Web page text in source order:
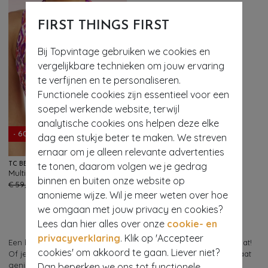
FIRST THINGS FIRST
Bij Topvintage gebruiken we cookies en
vergelijkbare technieken om jouw ervaring
te verfijnen en te personaliseren.
Functionele cookies zijn essentieel voor een
soepel werkende website, terwijl
analytische cookies ons helpen deze elke
dag een stukje beter te maken. We streven
ernaar om je alleen relevante advertenties
te tonen, daarom volgen we je gedrag
binnen en buiten onze website op
anonieme wijze. Wil je meer weten over hoe
we omgaan met jouw privacy en cookies?
Lees dan hier alles over onze cookie- en
privacyverklaring. Klik op 'Accepteer
cookies' om akkoord te gaan. Liever niet?
- 60%
TC BEACH
Multiway Summer Ikat bikini top in paars en multi
€ 59,95
€ 23,95
89
Een balconette bikini mag niet ontbreken als jij op vakantie gaat!
Of je nu in eigen land naar het zwembad of strand gaat, of gaat
genieten van de zon in het buitenland: in een balconette bikini